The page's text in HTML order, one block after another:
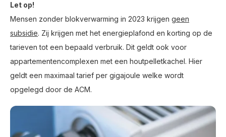
Let op!
Mensen zonder blokverwarming in 2023 krijgen geen
subsidie. Zij krijgen met het energieplafond en korting op de
tarieven tot een bepaald verbruik. Dit geldt ook voor
appartementencomplexen met een houtpelletkachel. Hier
geldt een maximaal tarief per gigajoule welke wordt
opgelegd door de ACM.